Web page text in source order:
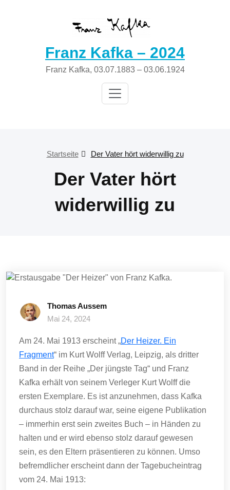
Franz Kafka – 2024
Franz Kafka, 03.07.1883 – 03.06.1924
Startseite Der Vater hört widerwillig zu
Der Vater hört
widerwillig zu
Thomas Aussem
Mai 24, 2024
Am 24. Mai 1913 erscheint „Der Heizer. Ein
Fragment“ im Kurt Wolff Verlag, Leipzig, als dritter
Band in der Reihe „Der jüngste Tag“ und Franz
Kafka erhält von seinem Verleger Kurt Wolff die
ersten Exemplare. Es ist anzunehmen, dass Kafka
durchaus stolz darauf war, seine eigene Publikation
– immerhin erst sein zweites Buch – in Händen zu
halten und er wird ebenso stolz darauf gewesen
sein, es den Eltern präsentieren zu können. Umso
befremdlicher erscheint dann der Tagebucheintrag
vom 24. Mai 1913: